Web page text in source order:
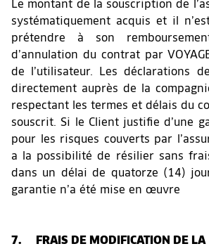
Le montant de la souscription de
systématiquement acquis et il
prétendre à son
d’annulation du contrat par
de l’utilisateur. Les déclarations
directement auprès de la
respectant les termes et délais du
souscrit. Si le Client justifie d’une
pour les risques couverts par
a la possibilité de résilier sans
dans un délai de quatorze (14)
garantie n’a été mise en œuvre
7. FRAIS DE MODIFICATION DE LA